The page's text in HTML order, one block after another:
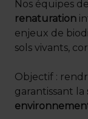
Nos équipes de
renaturation
enjeux de
sols vivants,
Objectif :
garantissant la